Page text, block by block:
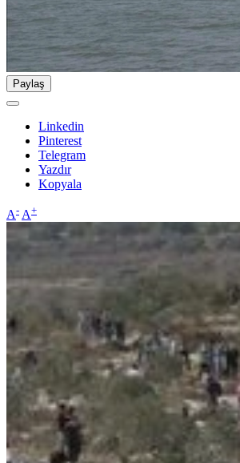
Paylaş
Linkedin
Pinterest
Telegram
Yazdır
Kopyala
A- A+